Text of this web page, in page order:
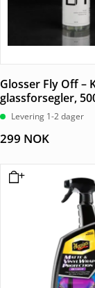
Glosser Fly Off –
glassforsegler,
Levering 1-2 dager
299 NOK